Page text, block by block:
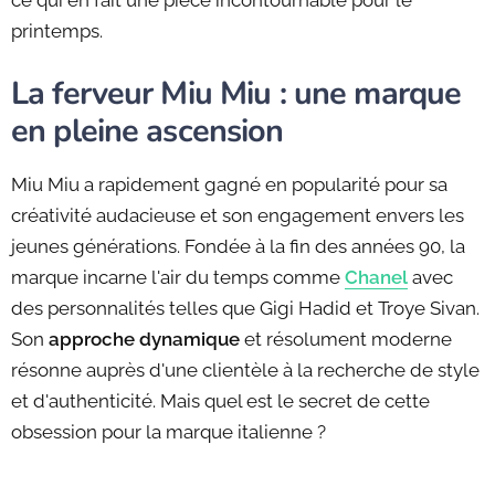
printemps.
La ferveur Miu Miu : une marque
en pleine ascension
Miu Miu a rapidement gagné en popularité pour sa
créativité audacieuse et son engagement envers les
jeunes générations. Fondée à la fin des années 90, la
marque incarne l'air du temps comme Chanel avec
des personnalités telles que Gigi Hadid et Troye Sivan.
Son approche dynamique et résolument moderne
résonne auprès d'une clientèle à la recherche de style
et d'authenticité. Mais quel est le secret de cette
obsession pour la marque italienne ?